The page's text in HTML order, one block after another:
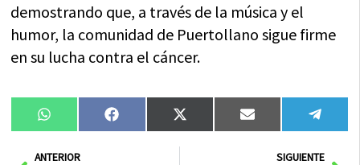
demostrando que, a través de la música y el
humor, la comunidad de Puertollano sigue firme
en su lucha contra el cáncer.
Compartir
en
WhatsAppCompartir
en
FacebookCompartir
en
X
(Twitter)
Compartir
en
Email
en
AntANTERIOR SIGUIENTE